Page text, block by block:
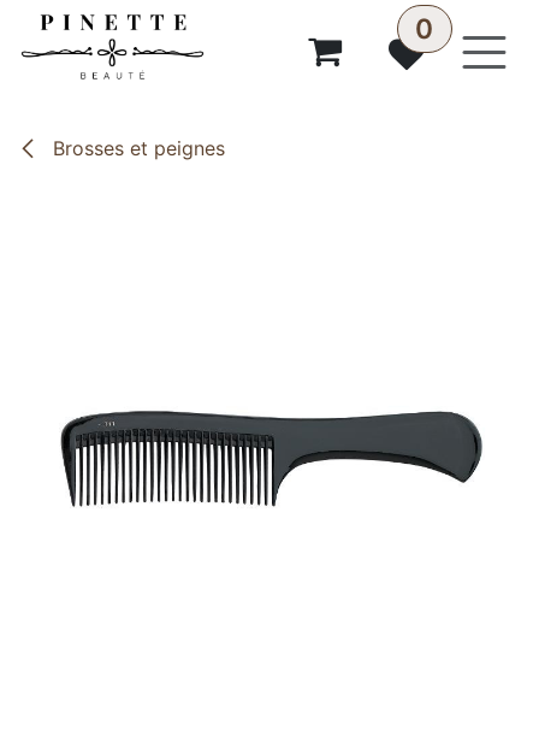
Se rendre au contenu 0
Brosses et peignes